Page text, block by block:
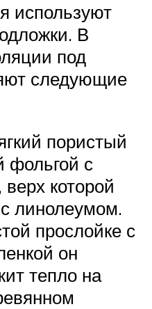
используют
В
под
следующие
пористый
фольгой с
которой
линолеумом.
прослойке с
он
тепло на